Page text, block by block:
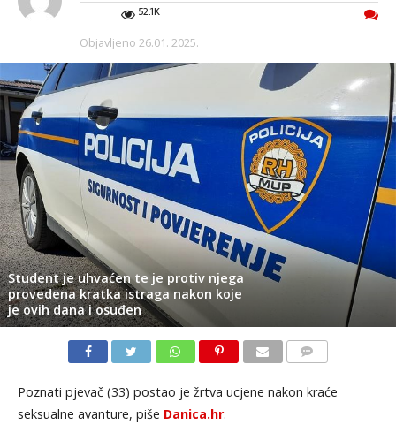
52.1K
Objavljeno 26.01. 2025.
Student je uhvaćen te je protiv njega
provedena kratka istraga nakon koje
je ovih dana i osuđen
Poznati pjevač (33) postao je žrtva ucjene nakon kraće
seksualne avanture, piše Danica.hr.